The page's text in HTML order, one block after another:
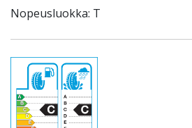
Nopeusluokka: T